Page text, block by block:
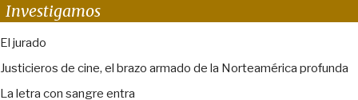
Investigamos
El jurado
Justicieros de cine, el brazo armado de la Norteamérica profunda
La letra con sangre entra